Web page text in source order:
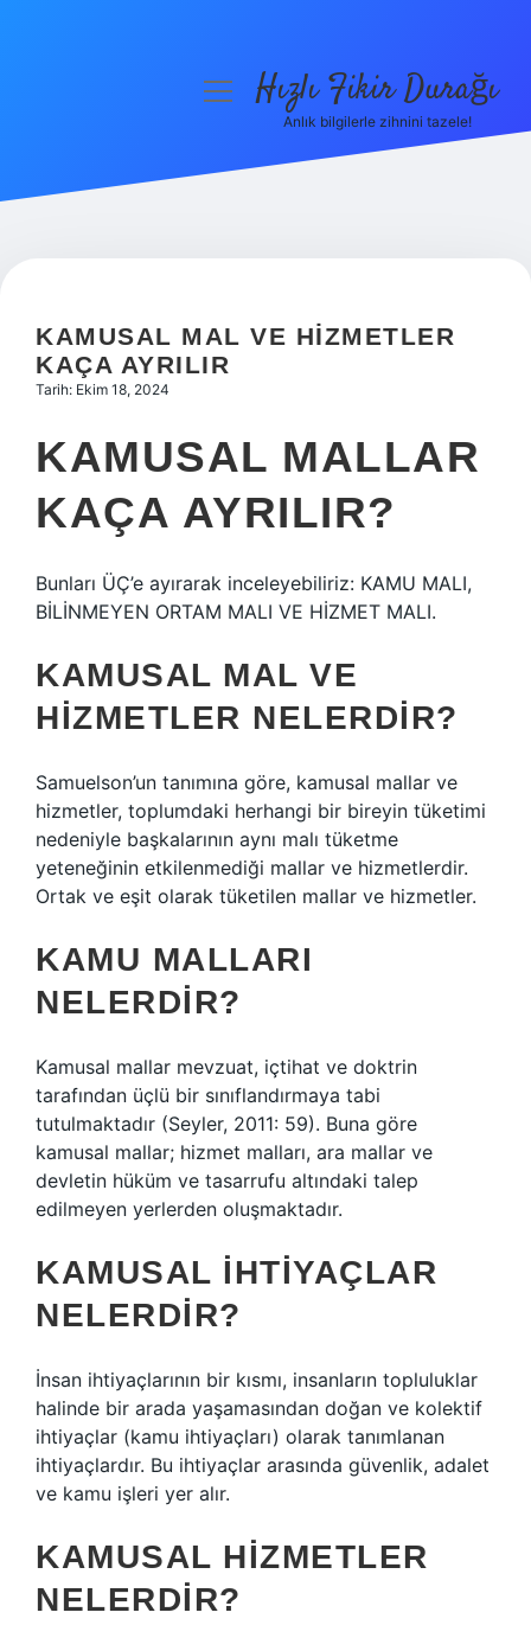
Hakkımızda
menüyüHızlı Fikir Durağı
Anlık bilgilerle zihnini tazele!
KAMUSAL MAL VE HIZMETLER
KAÇA AYRILIR
Tarih: Ekim 18, 2024
KAMUSAL MALLAR
KAÇA AYRILIR?
Bunları ÜÇ’e ayırarak inceleyebiliriz: KAMU MALI,
BİLİNMEYEN ORTAM MALI VE HİZMET MALI.
KAMUSAL MAL VE
HIZMETLER NELERDIR?
Samuelson’un tanımına göre, kamusal mallar ve
hizmetler, toplumdaki herhangi bir bireyin tüketimi
nedeniyle başkalarının aynı malı tüketme
yeteneğinin etkilenmediği mallar ve hizmetlerdir.
Ortak ve eşit olarak tüketilen mallar ve hizmetler.
KAMU MALLARI
NELERDIR?
Kamusal mallar mevzuat, içtihat ve doktrin
tarafından üçlü bir sınıflandırmaya tabi
tutulmaktadır (Seyler, 2011: 59). Buna göre
kamusal mallar; hizmet malları, ara mallar ve
devletin hüküm ve tasarrufu altındaki talep
edilmeyen yerlerden oluşmaktadır.
KAMUSAL IHTIYAÇLAR
NELERDIR?
İnsan ihtiyaçlarının bir kısmı, insanların topluluklar
halinde bir arada yaşamasından doğan ve kolektif
ihtiyaçlar (kamu ihtiyaçları) olarak tanımlanan
ihtiyaçlardır. Bu ihtiyaçlar arasında güvenlik, adalet
ve kamu işleri yer alır.
KAMUSAL HIZMETLER
NELERDIR?